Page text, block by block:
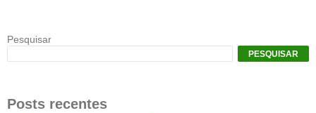
Pesquisar
PESQUISAR
Posts recentes